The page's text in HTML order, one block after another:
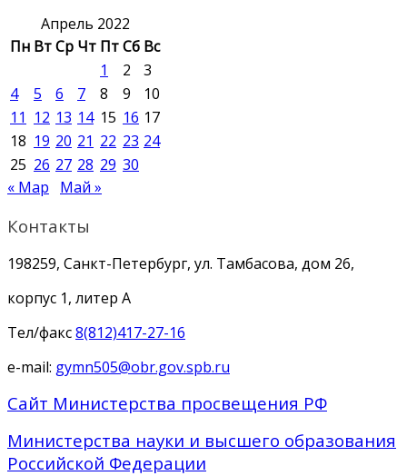
Апрель 2022
Пн ВтСр Чт ПтСб Вс
1
2
3
4
5 6 7 8 9
10
11 12 13 14 15 16 17
18 19 20 21 22 23 24
25 26 27 28 29 30
« Мар
Май »
Контакты
198259, Санкт-Петербург, ул. Тамбасова, дом 26,
корпус 1, литер А
Тел/факс8(812)417-27-16
e-mail: gymn505@obr.gov.spb.ru
Сайт Министерства просвещения РФ
Министерства науки и высшего образования
Российской Федерации